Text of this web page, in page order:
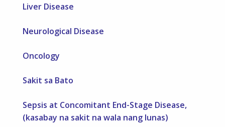
Liver Disease
Neurological Disease
Oncology
Sakit sa Bato
Sepsis at Concomitant End-Stage Disease,
(kasabay na sakit na wala nang lunas)